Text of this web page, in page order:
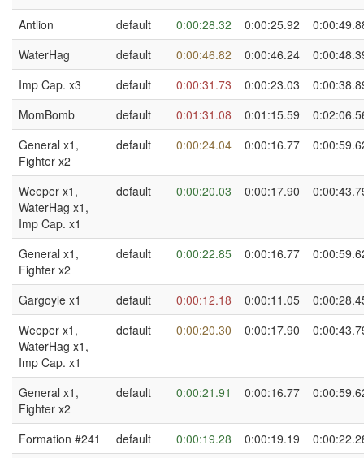
Antlion
default 0:00:28.32 0:00:25.92
WaterHag
default 0:00:46.82 0:00:46.24
Imp Cap. x3
default 0:00:31.73 0:00:23.03
MomBomb
default 0:01:31.08 0:01:15.59
General x1,
Fighter x2
default 0:00:24.04 0:00:16.77
Weeper x1,
WaterHag x1,
Imp Cap. x1
default 0:00:20.03 0:00:17.90
General x1,
Fighter x2
default 0:00:22.85 0:00:16.77
Gargoyle x1 default 0:00:12.18 0:00:11.05
Weeper x1,
WaterHag x1,
Imp Cap. x1
default 0:00:20.30 0:00:17.90
General x1,
Fighter x2
default 0:00:21.91 0:00:16.77
Formation #241 default 0:00:19.28 0:00:19.19